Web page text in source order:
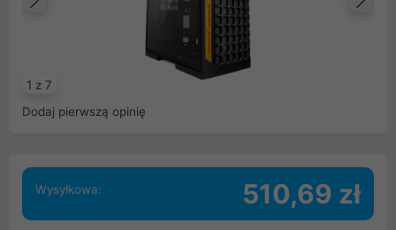
1 z 7
Poprzedni
Dodaj pierwszą opinię
Wysyłkowa: 510,69 zł